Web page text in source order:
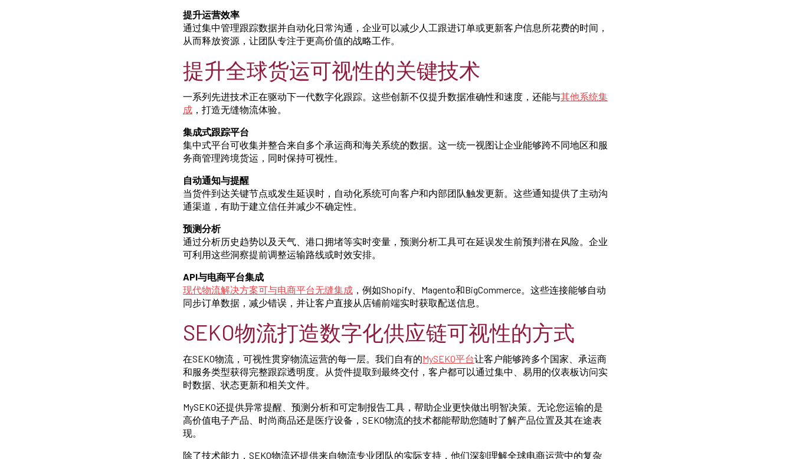
提升运营效率
通过集中管理跟踪数据并自动化日常沟通，企业可以减少人工跟进订单或更新客户信息所花费的时间，
从而释放资源，让团队专注于更高价值的战略工作。
提升全球货运可视性的关键技术
一系列先进技术正在驱动下一代数字化跟踪。这些创新不仅提升数据准确性和速度，还能与其他系统集
成 ，打造无缝物流体验。
集成式跟踪平台
集中式平台可收集并整合来自多个承运商和海关系统的数据。这一统一视图让企业能够跨不同地区和服
务商管理跨境货运，同时保持可视性。
自动通知与提醒
当货件到达关键节点或发生延误时，自动化系统可向客户和内部团队触发更新。这些通知提供了主动沟
通渠道，有助于建立信任并减少不确定性。
预测分析
通过分析历史趋势以及天气、港口拥堵等实时变量，预测分析工具可在延误发生前预判潜在风险。企业
可利用这些洞察提前调整运输路线或时效安排。
API与电商平台集成
现代物流解决方案可与电商平台无缝集成 ，例如Shopify、Magento和BigCommerce。这些连接能够自动
同步订单数据，减少错误，并让客户直接从店铺前端实时获取配送信息。
SEKO物流打造数字化供应链可视性的方式
在SEKO物流，可视性贯穿物流运营的每一层。我们自有的MySEKO平台让客户能够跨多个国家、承运商
和服务类型获得完整跟踪透明度。从货件提取到最终交付，客户都可以通过集中、易用的仪表板访问实
时数据、状态更新和相关文件。
MySEKO还提供异常提醒、预测分析和可定制报告工具，帮助企业更快做出明智决策。无论您运输的是
高价值电子产品、时尚商品还是医疗设备，SEKO物流的技术都能帮助您随时了解产品位置及其在途表
现。
除了技术能力，SEKO物流还提供来自物流专业团队的实际支持，他们深刻理解全球电商运营中的复杂